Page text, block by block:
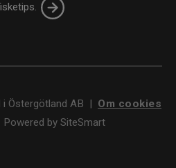
Östergötland AB
Om cookies
Powered by SiteSmart